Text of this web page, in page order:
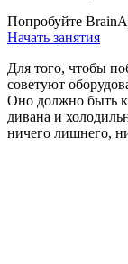
Попробуйте
Начать занятия
Для того, чтобы
советуют
Оно должно быть
дивана и
ничего лишнего,